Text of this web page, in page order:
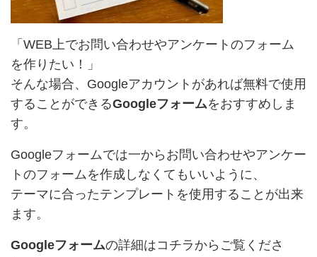
「WEB上でお問い合わせやアンケートのフォーム
を作りたい！」
そんな場合、Googleアカウントがあれば無料で使用
することができるGoogleフォームをおすすめしま
す。
Googleフォームでは一からお問い合わせやアンケー
トのフォームを作成しなくてもいいように、
テーマに合ったテンプレートを使用することが出来
ます。
Googleフォームの詳細はコチラ からご覧くださ